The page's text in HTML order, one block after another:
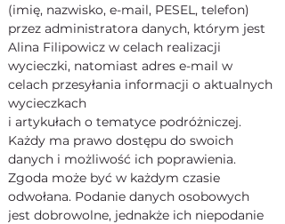
(imię, nazwisko, e-mail, PESEL, telefon)
przez administratora danych, którym jest
Alina Filipowicz w celach realizacji
wycieczki, natomiast adres e-mail w
celach przesyłania informacji o aktualnych
wycieczkach
i artykułach o tematyce podróżniczej.
Każdy ma prawo dostępu do swoich
danych i możliwość ich poprawienia.
Zgoda może być w każdym czasie
odwołana. Podanie danych osobowych
jest dobrowolne, jednakże ich niepodanie